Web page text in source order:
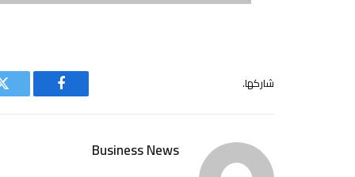
شاركها.
فيسبوك
Business News